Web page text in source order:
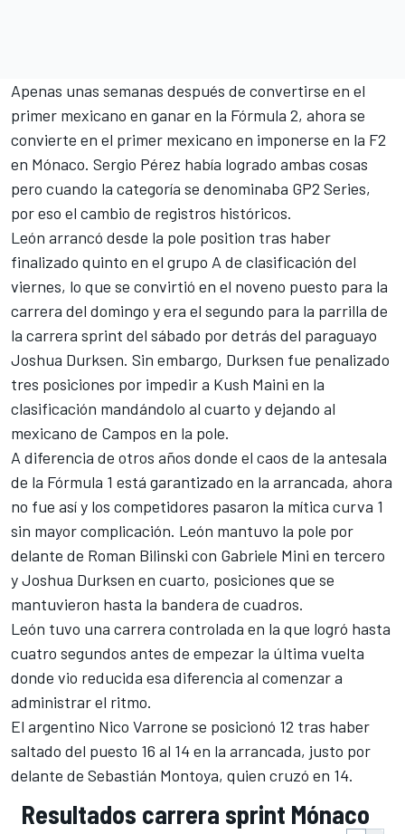
Apenas unas semanas después de convertirse en el
primer mexicano en ganar en la Fórmula 2, ahora se
convierte en el primer mexicano en imponerse en la F2
en Mónaco. Sergio Pérez había logrado ambas cosas
pero cuando la categoría se denominaba GP2 Series,
por eso el cambio de registros históricos.
León arrancó desde la pole position tras haber
finalizado quinto en el grupo A de clasificación del
viernes, lo que se convirtió en el noveno puesto para la
carrera del domingo y era el segundo para la parrilla de
la carrera sprint del sábado por detrás del paraguayo
Joshua Durksen. Sin embargo, Durksen fue penalizado
tres posiciones por impedir a Kush Maini en la
clasificación mandándolo al cuarto y dejando al
mexicano de Campos en la pole.
A diferencia de otros años donde el caos de la antesala
de la Fórmula 1 está garantizado en la arrancada, ahora
no fue así y los competidores pasaron la mítica curva 1
sin mayor complicación. León mantuvo la pole por
delante de Roman Bilinski con Gabriele Mini en tercero
y Joshua Durksen en cuarto, posiciones que se
mantuvieron hasta la bandera de cuadros.
León tuvo una carrera controlada en la que logró hasta
cuatro segundos antes de empezar la última vuelta
donde vio reducida esa diferencia al comenzar a
administrar el ritmo.
El argentino Nico Varrone se posicionó 12 tras haber
saltado del puesto 16 al 14 en la arrancada, justo por
delante de Sebastián Montoya, quien cruzó en 14.
Resultados carrera sprint Mónaco